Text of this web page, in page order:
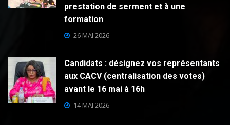
prestation de serment et à une
formation
26 MAI 2026
Candidats : désignez vos représentants
aux CACV (centralisation des votes)
avant le 16 mai à 16h
14 MAI 2026